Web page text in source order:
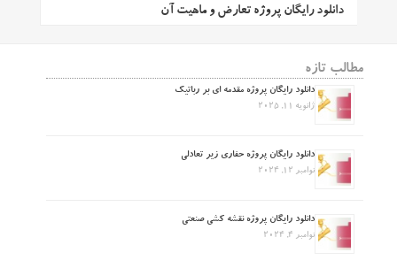
دانلود رایگان پروژه تعارض و ماهیت آن
مطالب تازه
دانلود رایگان پروژه مقدمه ای بر رباتیک
ژانویه 11, 2025
دانلود رایگان پروژه حفاری زیر تعادلی
نوامبر 12, 2024
دانلود رایگان پروژه نقشه کشی صنعتی
نوامبر 4, 2024